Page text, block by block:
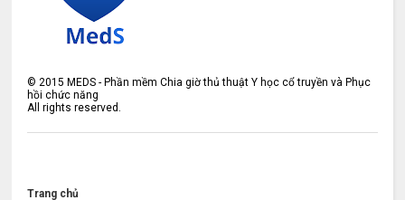
© 2015 MEDS - Phần mềm Chia giờ thủ thuật Y học cổ truyền và Phục
hồi chức năng
All rights reserved.
Trang chủ